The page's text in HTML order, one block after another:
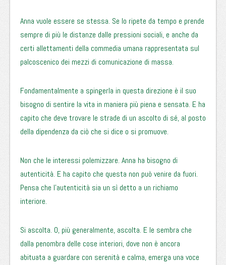
Anna vuole essere se stessa. Se lo ripete da tempo e prende
sempre di più le distanze dalle pressioni sociali, e anche da
certi allettamenti della commedia umana rappresentata sul
palcoscenico dei mezzi di comunicazione di massa.
Fondamentalmente a spingerla in questa direzione è il suo
bisogno di sentire la vita in maniera più piena e sensata. E ha
capito che deve trovare le strade di un ascolto di sé, al posto
della dipendenza da ciò che si dice o si promuove.
Non che le interessi polemizzare. Anna ha bisogno di
autenticità. E ha capito che questa non può venire da fuori.
Pensa che l’autenticità sia un sì detto a un richiamo
interiore.
Si ascolta. O, più generalmente, ascolta. E le sembra che
dalla penombra delle cose interiori, dove non è ancora
abituata a guardare con serenità e calma, emerga una voce